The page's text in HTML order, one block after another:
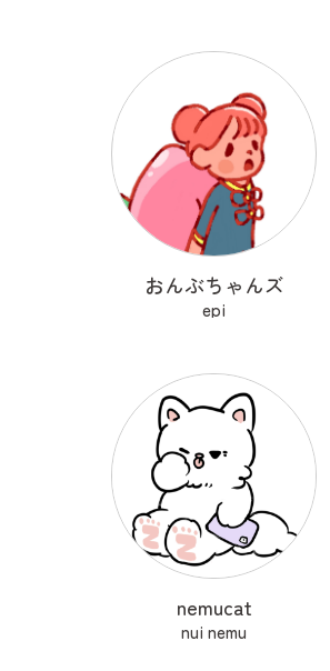
おんぶちゃんズ
epi
nemucat
nui nemu